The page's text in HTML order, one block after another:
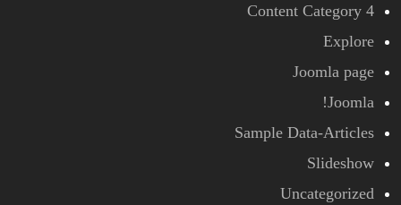
Content Category 4
Explore
Joomla page
Joomla!
Sample Data-Articles
Slideshow
Uncategorized